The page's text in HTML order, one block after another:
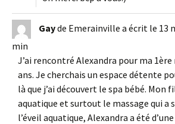
Gayde Emerainville a écrit le 13
min
J’ai rencontré Alexandra pour ma 1ère
ans. Je cherchais un espace détente
là que j’ai découvert le spa bébé. Mon
aquatique et surtout le massage qui a
l’éveil aquatique, Alexandra a été